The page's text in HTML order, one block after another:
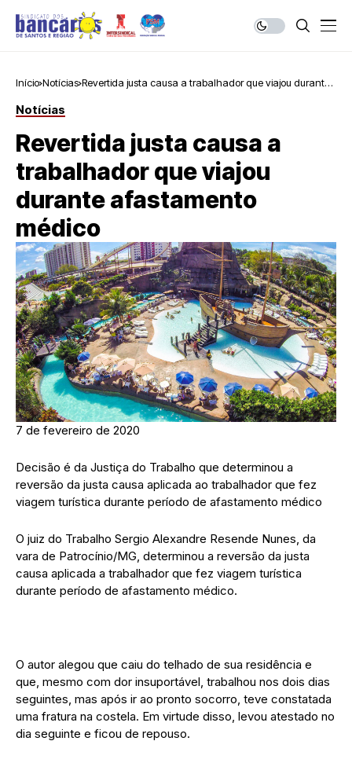
Início Notícias Revertida justa causa a trabalhador que viajou durante
Notícias
Revertida justa causa a
trabalhador que viajou
durante afastamento
médico
7 de fevereiro de 2020
Decisão é da Justiça do Trabalho que determinou a
reversão da justa causa aplicada ao trabalhador que fez
viagem turística durante período de afastamento médico
O juiz do Trabalho Sergio Alexandre Resende Nunes, da
vara de Patrocínio/MG, determinou a reversão da justa
causa aplicada a trabalhador que fez viagem turística
durante período de afastamento médico.
O autor alegou que caiu do telhado de sua residência e
que, mesmo com dor insuportável, trabalhou nos dois dias
seguintes, mas após ir ao pronto socorro, teve constatada
uma fratura na costela. Em virtude disso, levou atestado no
dia seguinte e ficou de repouso.